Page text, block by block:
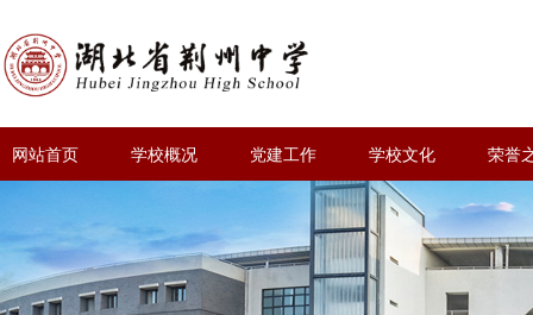
网站首页 学校概况 党建工作 学校文化 荣誉